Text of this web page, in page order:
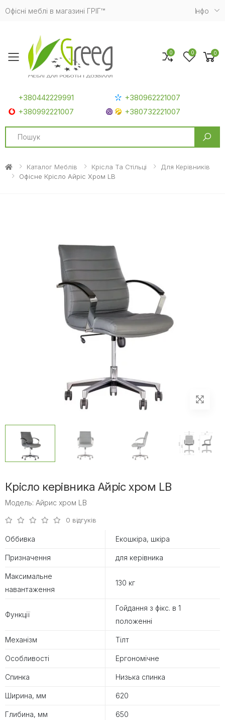
Офісні меблі в магазині ГРІГ™ Iнфо
Toggle mobile menu
+380442229991
+380962221007
+380992221007
+380732221007
Search
0 0 0
Каталог Меблів Крісла Та Стільці
Для Керівників
Офісне Крісло Айріс Хром LB
Крісло керівника Айріс хром LB
Модель: Айрис хром LB
0 відгуків
Оббивка Екошкіра, шкіра
Призначення для керівника
Максимальне
навантаження
130 кг
Функції
Гойдання з фікс. в 1
положенні
Механізм Тілт
Особливості Ергономічне
Спинка Низька спинка
Ширина, мм 620
Глибина, мм 650